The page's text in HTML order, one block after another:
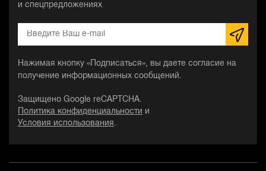
и спецпредложениях
Нажимая кнопку «Подписаться», вы даете согласие на
получение информационных сообщений.
Защищено Google reCAPTCHA.
Политика конфиденциальности и
Условия использования.